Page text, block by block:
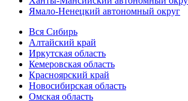
Ямало-Ненецкий автономный округ
Вся Сибирь
Алтайский край
Иркутская область
Кемеровская область
Красноярский край
Новосибирская область
Омская область